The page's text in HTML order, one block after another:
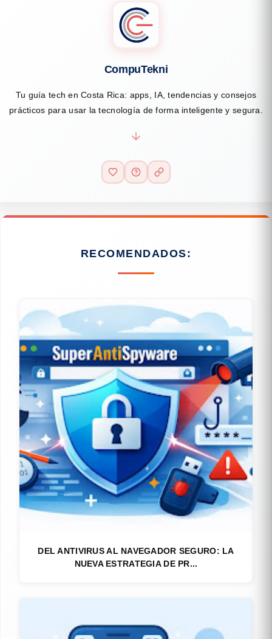
CompuTekni
Tu guía tech en Costa Rica: apps, IA, tendencias y consejos
prácticos para usar la tecnología de forma inteligente y segura.
RECOMENDADOS:
DEL ANTIVIRUS AL NAVEGADOR SEGURO: LA
NUEVA ESTRATEGIA DE PR...